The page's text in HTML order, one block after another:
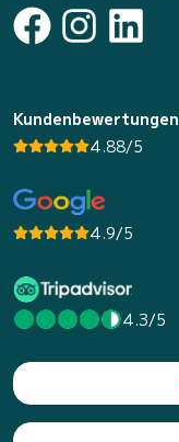
Kundenbewertungen
4.88/5
4.9/5
4.3/5